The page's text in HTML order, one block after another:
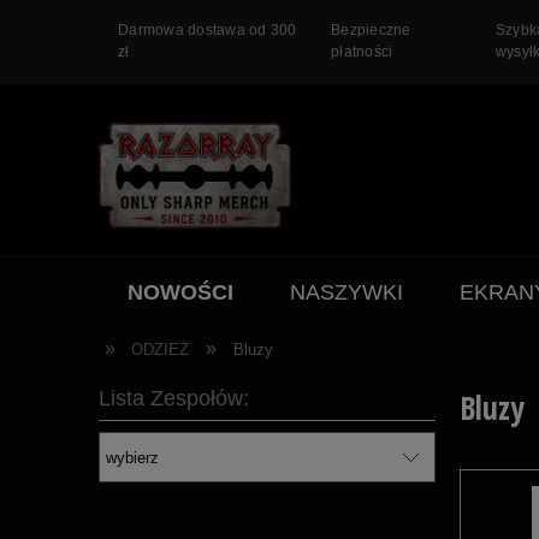
Darmowa dostawa od 300
zł
Bezpieczne
płatności
NOWOŚCI NASZYWKI
PROMOCJA
» ODZIEŻ » Bluzy
Lista Zespołów: Bluzy